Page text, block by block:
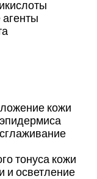
кожи
тонуса кожи
и осветление